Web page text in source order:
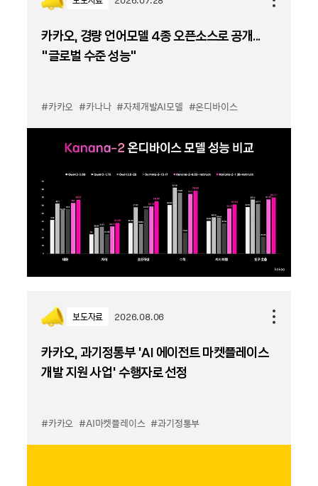
카카오, 경량 언어모델 4종 오픈소스로 공개...
“글로벌 수준 성능”
#카카오 #카나나 #자체개발AI모델 #온디바이스
보도자료 2026.08.06
카카오, 과기정통부 ‘AI 에이전트 마켓플레이스
개발 지원 사업’ 수행자로 선정
#카카오 #AI마켓플레이스 #과기정통부